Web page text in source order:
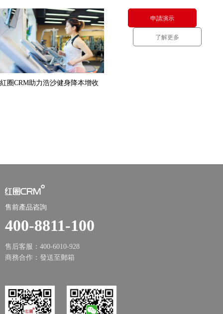
紅圈CRM助力浩沙健身降本增收
申請演示
了解更多
售前產品咨詢
400-8811-100
售后客服：400-6010-928
商務合作： 發送至郵箱